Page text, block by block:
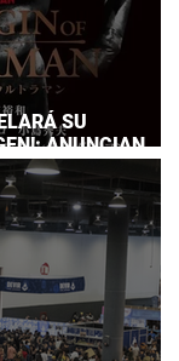
SU
ANUNCIAN
EL 60
LA FRANQUICIA